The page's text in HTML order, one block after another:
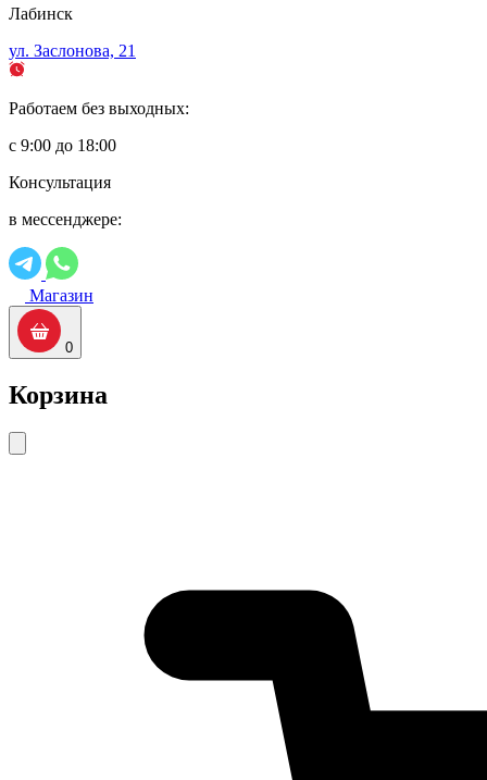
Лабинск
ул. Заслонова, 21
Работаем без выходных:
с 9:00 до 18:00
Консультация
в мессенджере:
Магазин
0
Корзина